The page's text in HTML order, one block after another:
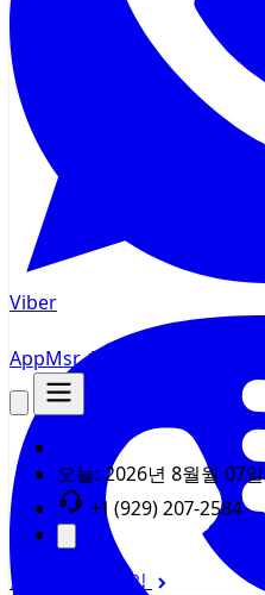
AppMsr추적기
오늘: 2026년 8월월 07일
+1 (929) 207-2584
로그인 회원가입
Viber